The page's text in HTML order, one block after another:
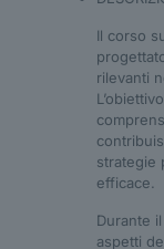
Il corso
rilevanti
strategie
efficace.
Durante
aspetti